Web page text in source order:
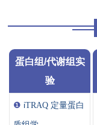
蛋白组/代谢组实
验
❶ iTRAQ 定量蛋白